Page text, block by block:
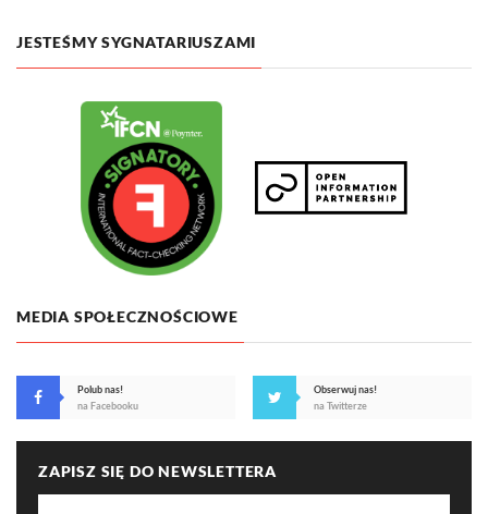
JESTEŚMY SYGNATARIUSZAMI
MEDIA SPOŁECZNOŚCIOWE
Polub nas!
na Facebooku
Obserwuj nas!
na Twitterze
ZAPISZ SIĘ DO NEWSLETTERA